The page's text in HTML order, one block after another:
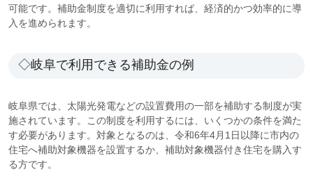
可能です。補助金制度を適切に利用すれば、経済的かつ効率的に導
入を進められます。
◇岐阜で利用できる補助金の例
岐阜県では、太陽光発電などの設置費用の一部を補助する制度が実
施されています。この制度を利用するには、いくつかの条件を満た
す必要があります。対象となるのは、令和6年4月1日以降に市内の
住宅へ補助対象機器を設置するか、補助対象機器付き住宅を購入す
る方です。